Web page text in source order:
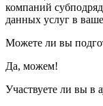
компаний
данных услуг в
Можете ли вы
Да, можем!
Участвуете ли вы в